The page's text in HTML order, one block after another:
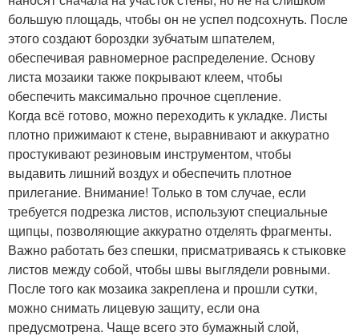
большую площадь, чтобы он не успел подсохнуть. После
этого создают бороздки зубчатым шпателем,
обеспечивая равномерное распределение. Основу
листа мозаики также покрывают клеем, чтобы
обеспечить максимально прочное сцепление.
Когда всё готово, можно переходить к укладке. Листы
плотно прижимают к стене, выравнивают и аккуратно
простукивают резиновым инструментом, чтобы
выдавить лишний воздух и обеспечить плотное
прилегание. Внимание! Только в том случае, если
требуется подрезка листов, используют специальные
щипцы, позволяющие аккуратно отделять фрагменты.
Важно работать без спешки, присматриваясь к стыковке
листов между собой, чтобы швы выглядели ровными.
После того как мозаика закреплена и прошли сутки,
можно снимать лицевую защиту, если она
предусмотрена. Чаще всего это бумажный слой,